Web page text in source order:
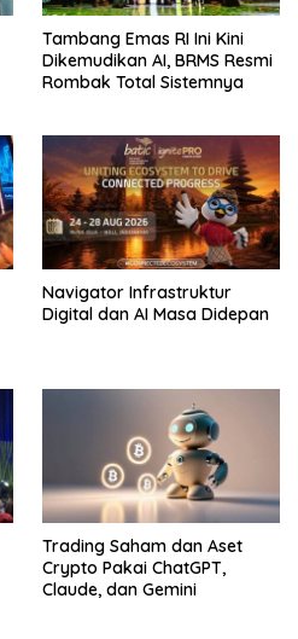
Tambang Emas RI Ini Kini
Dikemudikan AI, BRMS Resmi
Rombak Total Sistemnya
Navigator Infrastruktur
Digital dan AI Masa Didepan
Trading Saham dan Aset
Crypto Pakai ChatGPT,
Claude, dan Gemini